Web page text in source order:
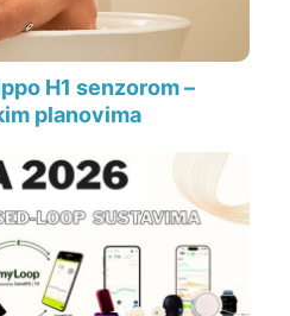
H1 senzorom –
planovima